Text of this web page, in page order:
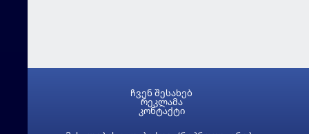
ჩვენ შესახებ
რეკლამა
კონტაქტი